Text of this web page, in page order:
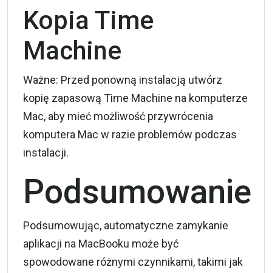
Kopia Time
Machine
Ważne: Przed ponowną instalacją utwórz
kopię zapasową Time Machine na komputerze
Mac, aby mieć możliwość przywrócenia
komputera Mac w razie problemów podczas
instalacji.
Podsumowanie
Podsumowując, automatyczne zamykanie
aplikacji na MacBooku może być
spowodowane różnymi czynnikami, takimi jak